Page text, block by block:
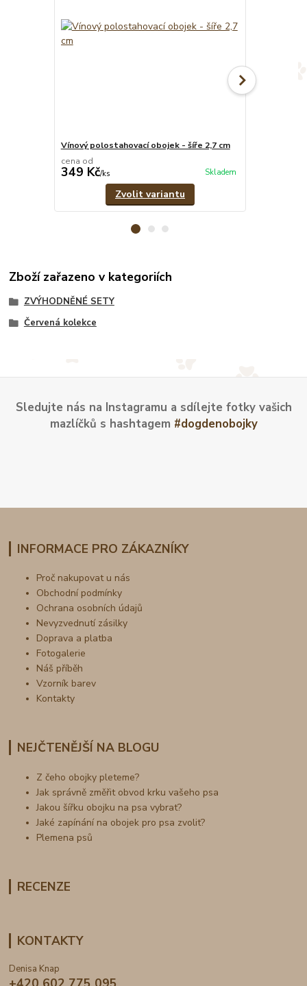
Vínový polostahovací obojek - šíře 2,7 cm
cena od
349 Kč/ks Skladem
Zvolit variantu
Zboží zařazeno v kategoriích
ZVÝHODNĚNÉ SETY
Červená kolekce
Sledujte nás na Instagramu a sdílejte fotky vašich
mazlíčků s hashtagem #dogdenobojky
INFORMACE PRO ZÁKAZNÍKY
Proč nakupovat u nás
Obchodní podmínky
Ochrana osobních údajů
Nevyzvednutí zásilky
Doprava a platba
Fotogalerie
Náš příběh
Vzorník barev
Kontakty
NEJČTENĚJŠÍ NA BLOGU
Z čeho obojky pleteme?
Jak správně změřit obvod krku vašeho psa
Jakou šířku obojku na psa vybrat?
Jaké zapínání na obojek pro psa zvolit?
Plemena psů
RECENZE
KONTAKTY
Denisa Knap